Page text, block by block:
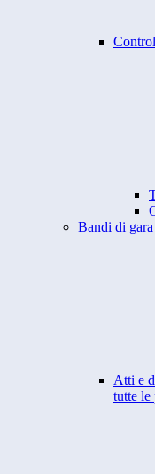
Bandi di
Atti e
tutte le